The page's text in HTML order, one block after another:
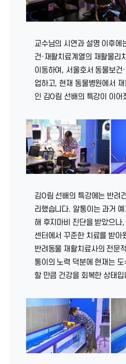
교수님의 시연과 설명 이후에
건·재활치료계열의 재활물리
이동하여, 서울호서 동물보건
업하고, 현재 동물병원에서
인 김O림 선배의 특강이 이어
김O림 선배의 특강에는 반려
리했습니다. 알통이는 과거
해 후지마비 진단을 받았으나
센터에서 꾸준한 치료를 받아
반려동물 재활치료사의 전문
통이의 노력 덕분에 현재는
할 만큼 건강을 회복한 상태입